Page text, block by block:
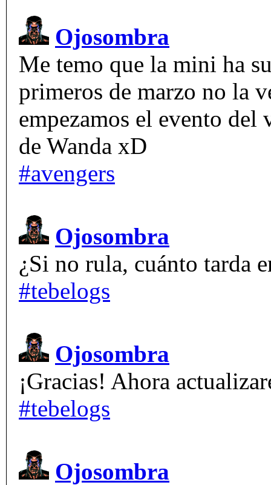
Ojosombra
Me temo que la mini ha
primeros de marzo no la
empezamos el evento del
de Wanda xD
#avengers
Ojosombra
¿Si no rula, cuánto tarda
#tebelogs
Ojosombra
¡Gracias! Ahora
#tebelogs
Ojosombra